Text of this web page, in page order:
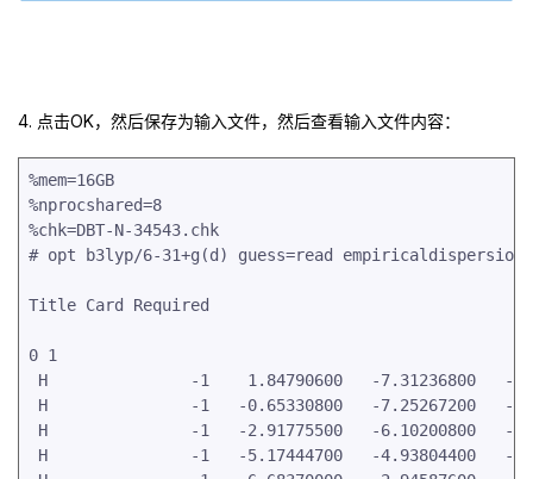
4. 点击OK，然后保存为输入文件，然后查看输入文件内容：
%mem=16GB
%nprocshared=8
%chk=DBT-N-34543.chk
# opt b3lyp/6-31+g(d) guess=read
Title Card Required
0 1
H               -1    1.84790600   -7.31236800   -
H               -1   -0.65330800   -7.25267200   -
H               -1   -2.91775500   -6.10200800   -
H               -1   -5.17444700   -4.93804400   -